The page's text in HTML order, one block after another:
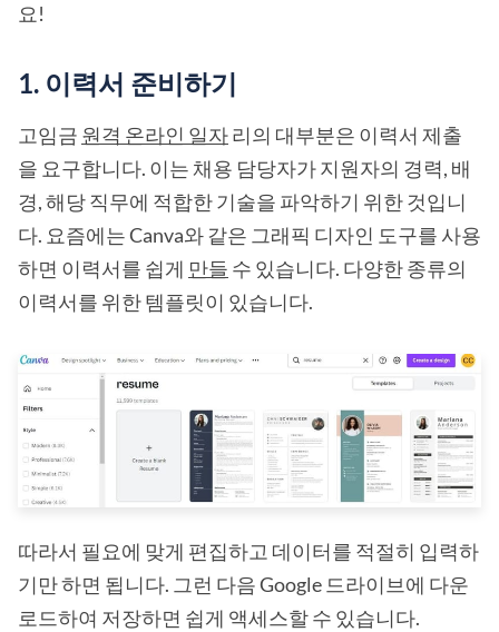
요!
1. 이력서 준비하기
고임금 원격 온라인 일자리의 대부분은 이력서 제출
을 요구합니다. 이는 채용 담당자가 지원자의 경력, 배
경, 해당 직무에 적합한 기술을 파악하기 위한 것입니
다. 요즘에는 Canva와 같은 그래픽 디자인 도구를 사용
하면 이력서를 쉽게 만들 수 있습니다. 다양한 종류의
이력서를 위한 템플릿이 있습니다.
따라서 필요에 맞게 편집하고 데이터를 적절히 입력하
기만 하면 됩니다. 그런 다음 Google 드라이브에 다운
로드하여 저장하면 쉽게 액세스할 수 있습니다.